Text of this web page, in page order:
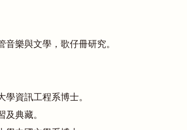
樂與文學，歌仔冊研究。
資訊工程系博士。
典藏。